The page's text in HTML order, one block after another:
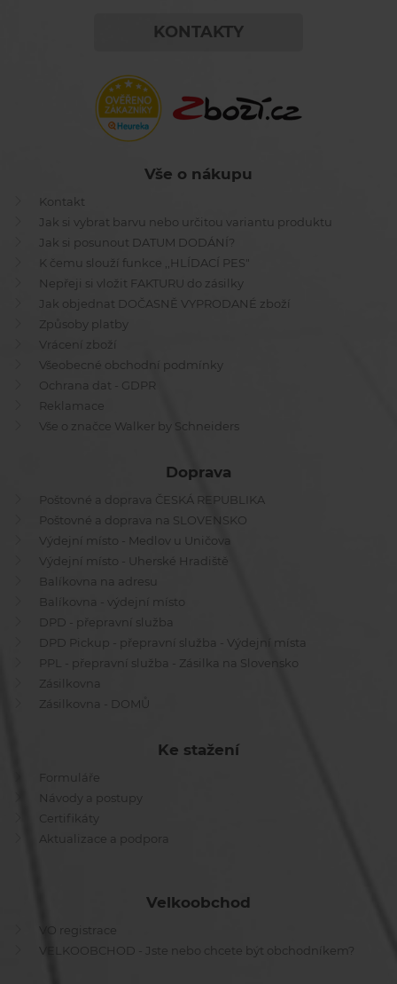
KONTAKTY
Vše o nákupu
Kontakt
Jak si vybrat barvu nebo určitou variantu produktu
Jak si posunout DATUM DODÁNÍ?
K čemu slouží funkce ,,HLÍDACÍ PES"
Nepřeji si vložit FAKTURU do zásilky
Jak objednat DOČASNĚ VYPRODANÉ zboží
Způsoby platby
Vrácení zboží
Všeobecné obchodní podmínky
Ochrana dat - GDPR
Reklamace
Vše o značce Walker by Schneiders
Doprava
Poštovné a doprava ČESKÁ REPUBLIKA
Poštovné a doprava na SLOVENSKO
Výdejní místo - Medlov u Uničova
Výdejní místo - Uherské Hradiště
Balíkovna na adresu
Balíkovna - výdejní místo
DPD - přepravní služba
DPD Pickup - přepravní služba - Výdejní místa
PPL - přepravní služba - Zásilka na Slovensko
Zásilkovna
Zásilkovna - DOMŮ
Ke stažení
Formuláře
Návody a postupy
Certifikáty
Aktualizace a podpora
Velkoobchod
VO registrace
VELKOOBCHOD - Jste nebo chcete být obchodníkem?